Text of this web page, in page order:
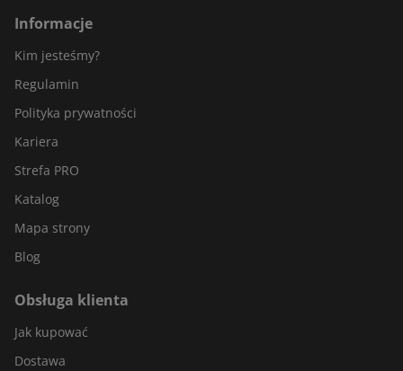
Informacje
Kim jesteśmy?
Regulamin
Polityka prywatności
Kariera
Strefa PRO
Katalog
Mapa strony
Blog
Obsługa klienta
Jak kupować
Dostawa